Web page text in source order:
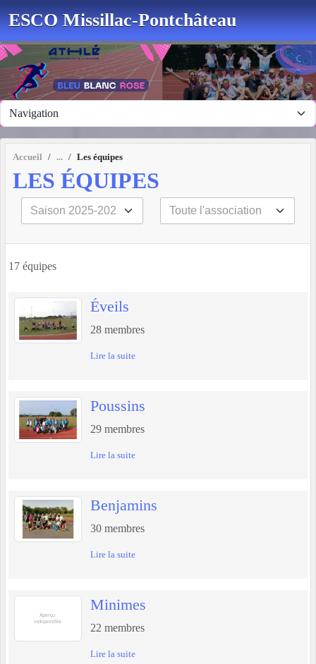
ESCO Missillac-Pontchâteau
Accueil Les équipes
LES ÉQUIPES
17 équipes
Éveils
28 membres
Lire la suite
Poussins
29 membres
Lire la suite
Benjamins
30 membres
Lire la suite
Minimes
22 membres
Lire la suite